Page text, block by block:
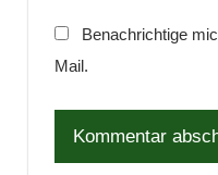
Benachrichtige
Mail.